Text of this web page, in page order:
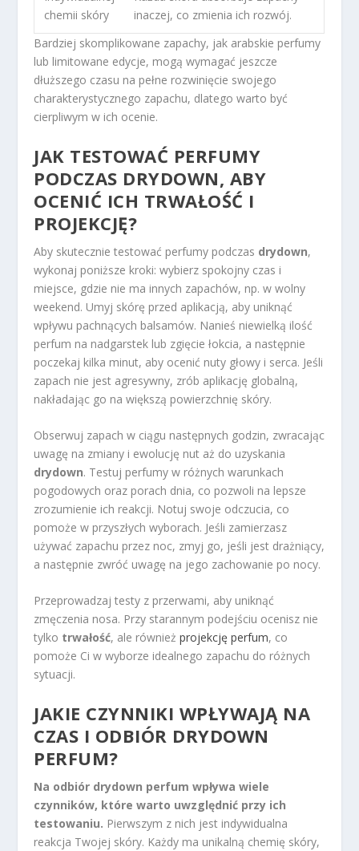
chemii skóry
inaczej, co zmienia ich rozwój.
Bardziej skomplikowane zapachy, jak arabskie perfumy
lub limitowane edycje, mogą wymagać jeszcze
dłuższego czasu na pełne rozwinięcie swojego
charakterystycznego zapachu, dlatego warto być
cierpliwym w ich ocenie.
JAK TESTOWAĆ PERFUMY
PODCZAS DRYDOWN, ABY
OCENIĆ ICH TRWAŁOŚĆ I
PROJEKCJĘ?
Aby skutecznie testować perfumy podczas drydown,
wykonaj poniższe kroki: wybierz spokojny czas i
miejsce, gdzie nie ma innych zapachów, np. w wolny
weekend. Umyj skórę przed aplikacją, aby uniknąć
wpływu pachnących balsamów. Nanieś niewielką ilość
perfum na nadgarstek lub zgięcie łokcia, a następnie
poczekaj kilka minut, aby ocenić nuty głowy i serca. Jeśli
zapach nie jest agresywny, zrób aplikację globalną,
nakładając go na większą powierzchnię skóry.
Obserwuj zapach w ciągu następnych godzin, zwracając
uwagę na zmiany i ewolucję nut aż do uzyskania
drydown. Testuj perfumy w różnych warunkach
pogodowych oraz porach dnia, co pozwoli na lepsze
zrozumienie ich reakcji. Notuj swoje odczucia, co
pomoże w przyszłych wyborach. Jeśli zamierzasz
używać zapachu przez noc, zmyj go, jeśli jest drażniący,
a następnie zwróć uwagę na jego zachowanie po nocy.
Przeprowadzaj testy z przerwami, aby uniknąć
zmęczenia nosa. Przy starannym podejściu ocenisz nie
tylko trwałość, ale równieżprojekcję perfum, co
pomoże Ci w wyborze idealnego zapachu do różnych
sytuacji.
JAKIE CZYNNIKI WPŁYWAJĄ NA
CZAS I ODBIÓR DRYDOWN
PERFUM?
Na odbiór drydown perfum wpływa wiele
czynników, które warto uwzględnić przy ich
testowaniu. Pierwszym z nich jest indywidualna
reakcja Twojej skóry. Każdy ma unikalną chemię skóry,